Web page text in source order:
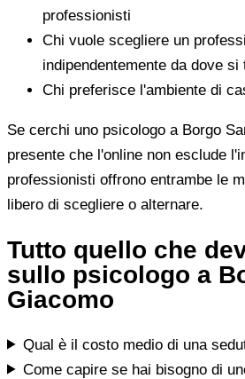
professionisti
Chi vuole scegliere un
indipendentemente da dove si
Chi preferisce l'ambiente di
Se cerchi uno psicologo a Borgo
presente che l'online non esclude
professionisti offrono entrambe le
libero di scegliere o alternare.
Tutto quello che
sullo psicologo a
Giacomo
Qual è il costo medio di una
Come capire se hai bisogno di